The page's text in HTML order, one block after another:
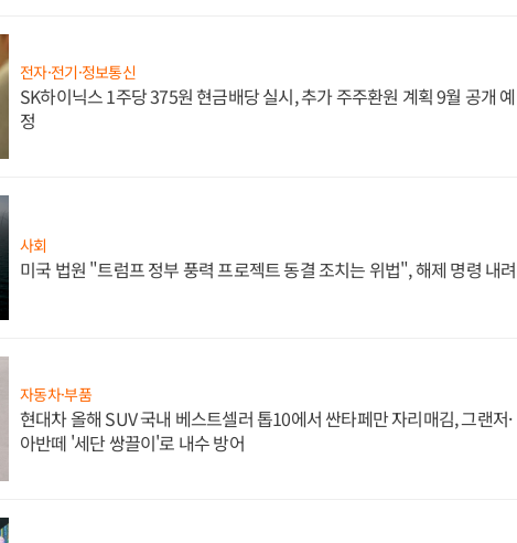
전자·전기·정보통신
SK하이닉스 1주당 375원 현금배당 실시, 추가 주주환원 계획 9월 공개 예
정
사회
미국 법원 "트럼프 정부 풍력 프로젝트 동결 조치는 위법", 해제 명령 내려
자동차·부품
현대차 올해 SUV 국내 베스트셀러 톱10에서 싼타페만 자리매김, 그랜저·
아반떼 '세단 쌍끌이'로 내수 방어